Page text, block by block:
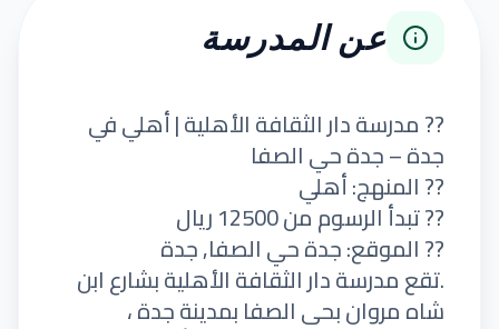
عن المدرسة
?? مدرسة دار الثقافة الأهلية | أهلي في
جدة – جدة حي الصفا
?? المنهج: أهلي
?? تبدأ الرسوم من 12500 ريال
?? الموقع: جدة حي الصفا, جدة
.تقع مدرسة دار الثقافة الأهلية بشارع ابن
شاه مروان بحى الصفا بمدينة جدة ،